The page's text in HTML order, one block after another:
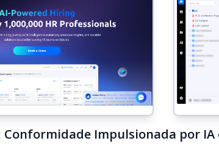
Conformidade Impulsionada por